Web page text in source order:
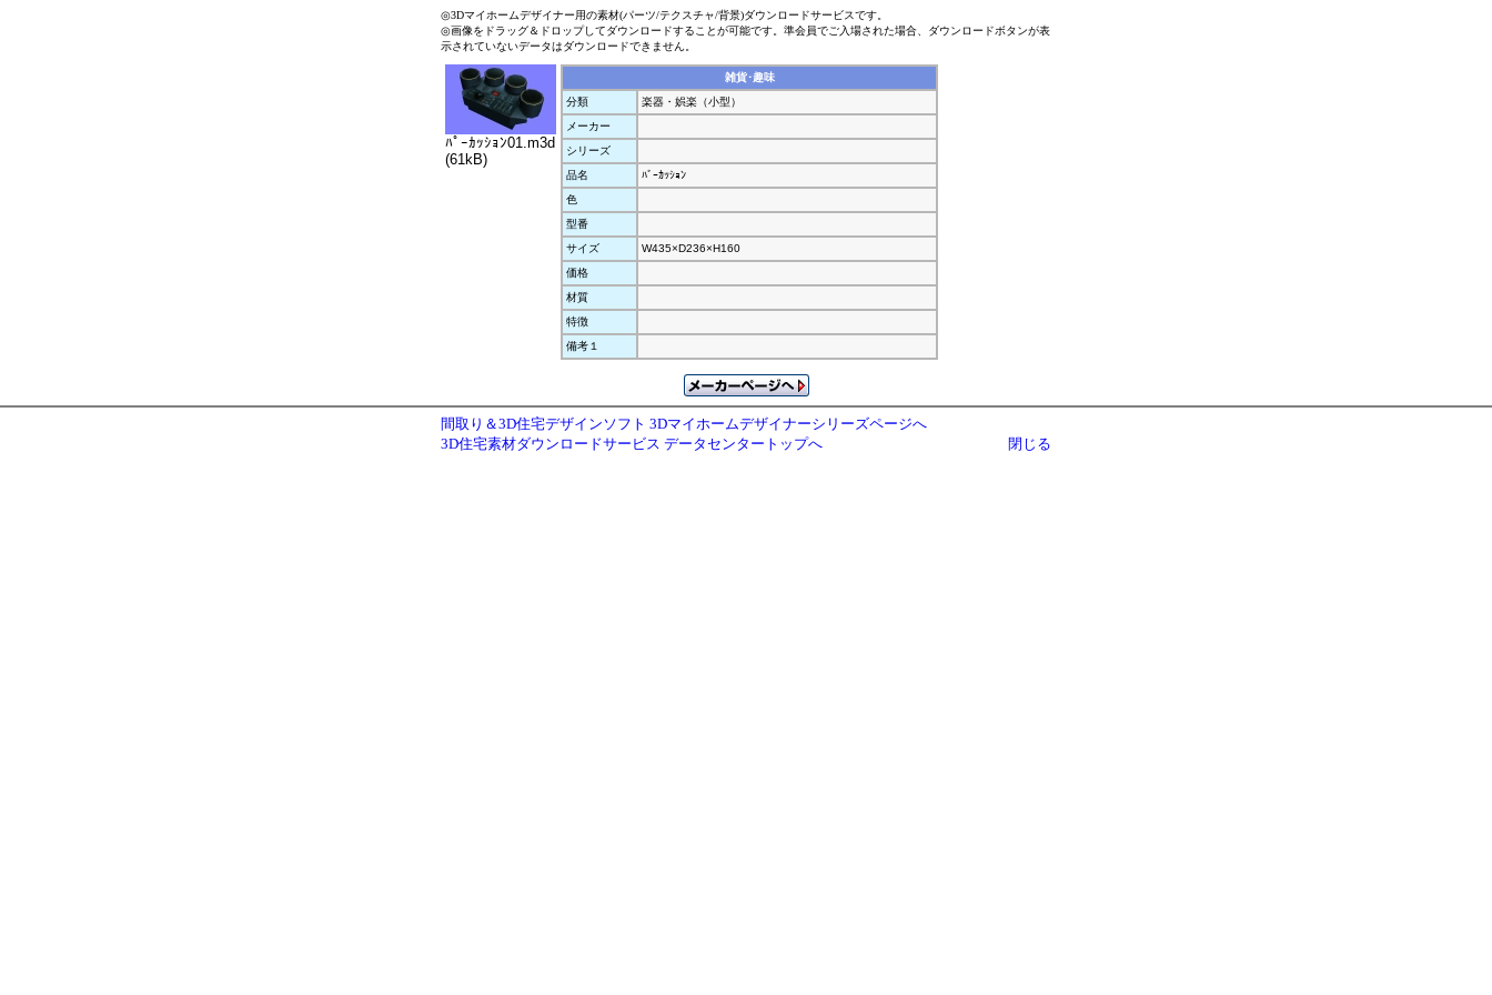
◎3Dマイホームデザイナー用の素材(パーツ/テクスチャ/背景)ダウンロードサービスです。
◎画像をドラッグ＆ドロップしてダウンロードすることが可能です。準会員でご入場された場合、ダウンロードボタンが表
示されていないデータはダウンロードできません。
ﾊﾟｰｶｯｼｮﾝ01.m3d
(61kB)
雑貨･趣味
分類
楽器・娯楽（小型）
メーカー
シリーズ
品名
ﾊﾞｰｶｯｼｮﾝ
色
型番
サイズ
W435×D236×H160
価格
材質
特徴
備考１
間取り＆3D住宅デザインソフト 3Dマイホームデザイナーシリーズページへ
3D住宅素材ダウンロードサービス データセンタートップへ
閉じる